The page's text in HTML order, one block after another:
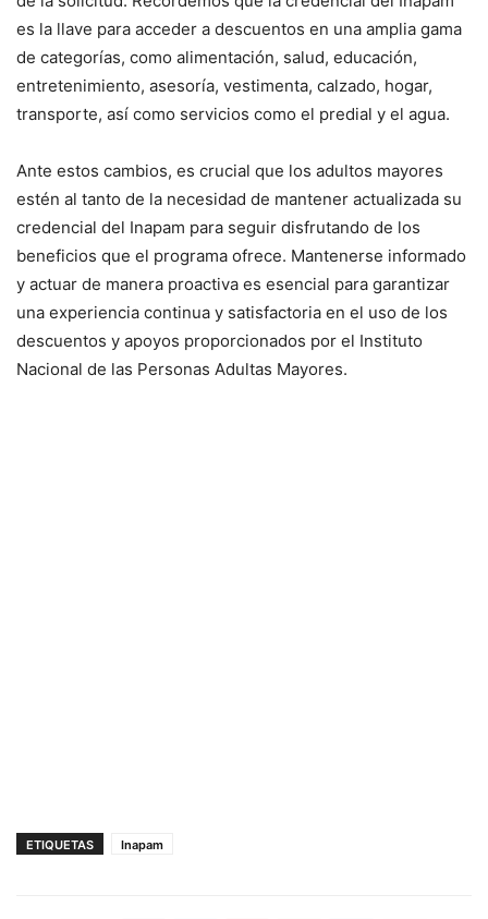
es la llave para acceder a descuentos en una amplia gama
de categorías, como alimentación, salud, educación,
entretenimiento, asesoría, vestimenta, calzado, hogar,
transporte, así como servicios como el predial y el agua.
Ante estos cambios, es crucial que los adultos mayores
estén al tanto de la necesidad de mantener actualizada su
credencial del Inapam para seguir disfrutando de los
beneficios que el programa ofrece. Mantenerse informado
y actuar de manera proactiva es esencial para garantizar
una experiencia continua y satisfactoria en el uso de los
descuentos y apoyos proporcionados por el Instituto
Nacional de las Personas Adultas Mayores.
ETIQUETAS Inapam